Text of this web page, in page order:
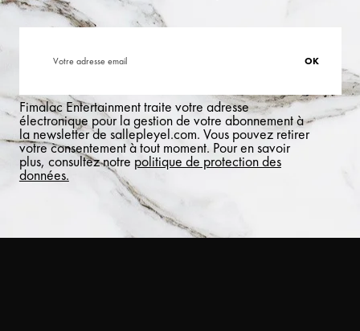
Fimalac Entertainment traite votre adresse
électronique pour la gestion de votre abonnement à
la newsletter de sallepleyel.com. Vous pouvez retirer
votre consentement à tout moment. Pour en savoir
plus, consultez notre politique de protection des
données.